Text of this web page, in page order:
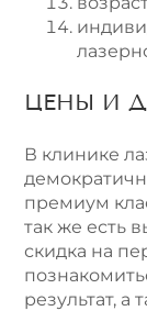
ЦЕНЫ И
В клинике
премиум
так же есть
скидка на
результат, а